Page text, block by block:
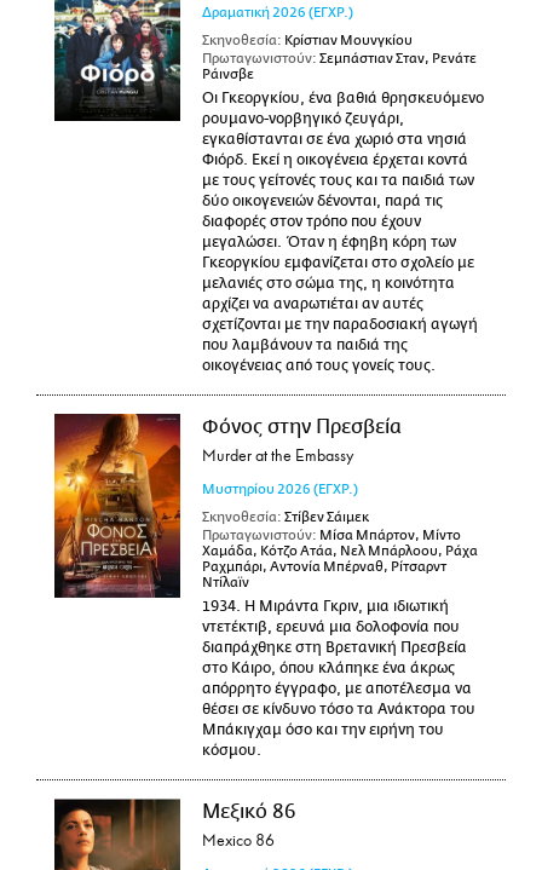
Δραματική 2026 (ΕΓΧΡ.)
Σκηνοθεσία: Κρίστιαν Μουνγκίου
Πρωταγωνιστούν: Σεμπάστιαν Σταν, Ρενάτε
Ράινσβε
Οι Γκεοργκίου, ένα βαθιά θρησκευόμενο
ρουμανο-νορβηγικό ζευγάρι,
εγκαθίστανται σε ένα χωριό στα νησιά
Φιόρδ. Εκεί η οικογένεια έρχεται κοντά
με τους γείτονές τους και τα παιδιά των
δύο οικογενειών δένονται, παρά τις
διαφορές στον τρόπο που έχουν
μεγαλώσει. Όταν η έφηβη κόρη των
Γκεοργκίου εμφανίζεται στο σχολείο με
μελανιές στο σώμα της, η κοινότητα
αρχίζει να αναρωτιέται αν αυτές
σχετίζονται με την παραδοσιακή αγωγή
που λαμβάνουν τα παιδιά της
οικογένειας από τους γονείς τους.
Φόνος στην Πρεσβεία
Murder at the Embassy
Μυστηρίου 2026 (ΕΓΧΡ.)
Σκηνοθεσία: Στίβεν Σάιμεκ
Πρωταγωνιστούν: Μίσα Μπάρτον, Μίντο
Χαμάδα, Κότζο Ατάα, Νελ Μπάρλοου, Ράχα
Ραχμπάρι, Αντονία Μπέρναθ, Ρίτσαρντ
Ντίλαϊν
1934. Η Μιράντα Γκριν, μια ιδιωτική
ντετέκτιβ, ερευνά μια δολοφονία που
διαπράχθηκε στη Βρετανική Πρεσβεία
στο Κάιρο, όπου κλάπηκε ένα άκρως
απόρρητο έγγραφο, με αποτέλεσμα να
θέσει σε κίνδυνο τόσο τα Ανάκτορα του
Μπάκιγχαμ όσο και την ειρήνη του
κόσμου.
Μεξικό 86
Mexico 86